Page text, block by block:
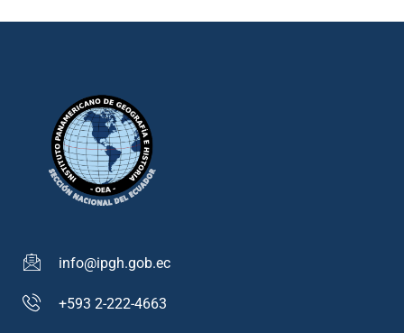
info@ipgh.gob.ec
+593 2-222-4663